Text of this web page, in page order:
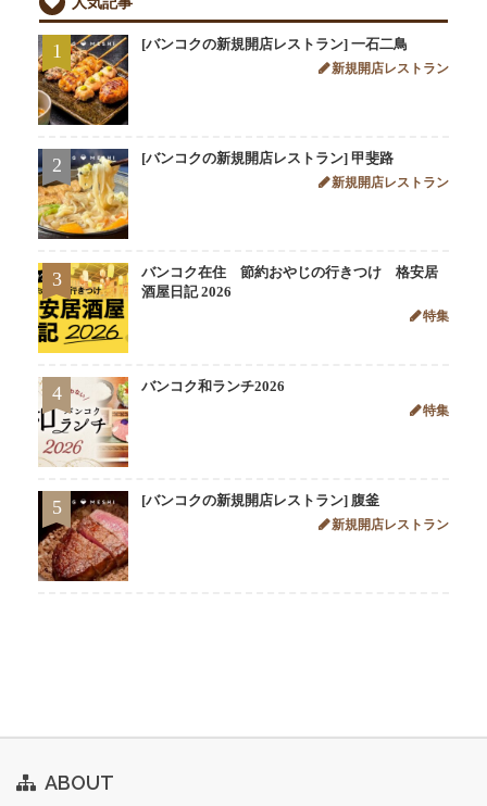
1 [バンコクの新規開店レストラン] 一石二鳥
新規開店レストラン
2 [バンコクの新規開店レストラン] 甲斐路
新規開店レストラン
3
バンコク在住 節約おやじの行きつけ 格安居
酒屋日記 2026
特集
4 バンコク和ランチ2026
特集
5 [バンコクの新規開店レストラン] 腹釜
新規開店レストラン
ABOUT